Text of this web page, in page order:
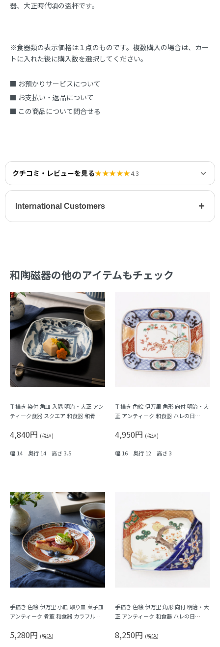
器、大正時代頃の盃杯です。
※食器類の表示価格は１点のものです。複数購入の場合は、カー
トに入れた後に購入数を選択してください。
■ お預かりサービスについて
■ お支払い・返品について
■ この商品について問合せる
クチコミ・レビューを見る★★★★★4.3
International Customers +
和陶磁器の他のアイテムもチェック
手描き 染付 角皿 入隅 明治・大正 アン
ティーク食器 スクエア 和食器 和骨董
4,840円 (税込)
幅 14 奥行 14 高さ 3.5
手描き 色絵 伊万里 角形 向付 明治・大
正 アンティーク 和食器 ハレの日
4,950円 (税込)
幅 16 奥行 12 高さ 3
手描き 色絵 伊万里 小皿 取り皿 菓子皿
アンティーク 骨董 和食器 カラフル
5,280円 (税込)
手描き 色絵 伊万里 角形 向付 明治・大
正 アンティーク 和食器 ハレの日
8,250円 (税込)